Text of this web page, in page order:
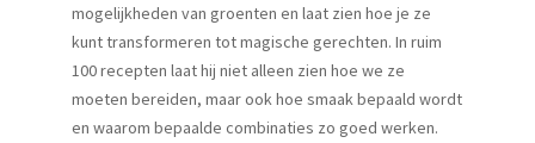
mogelijkheden van groenten en laat zien hoe je ze
kunt transformeren tot magische gerechten. In ruim
100 recepten laat hij niet alleen zien hoe we ze
moeten bereiden, maar ook hoe smaak bepaald wordt
en waarom bepaalde combinaties zo goed werken.